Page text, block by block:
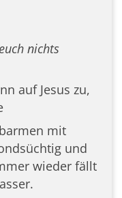
nichts
auf Jesus zu,
mit
und
wieder fällt